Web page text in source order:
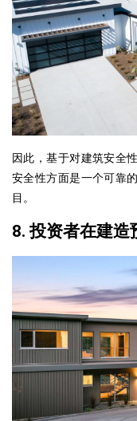
因此，基于对建筑安全
安全性方面是一个可靠
目。
8. 投资者在建造